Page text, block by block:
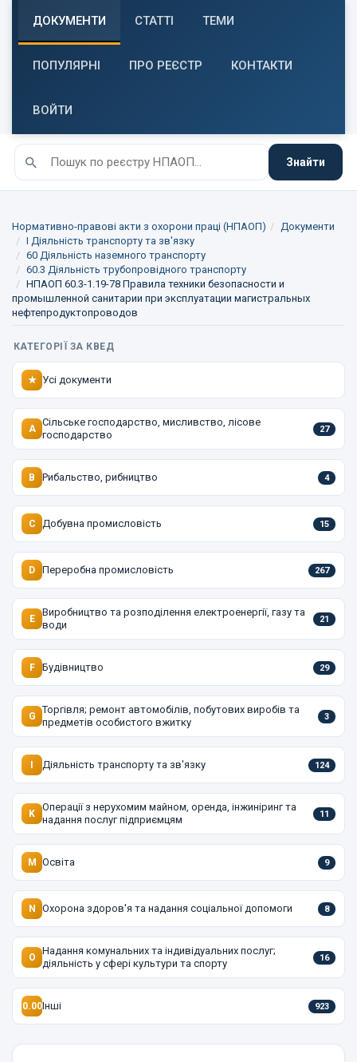
ДОКУМЕНТИ СТАТТІ ТЕМИ
ПОПУЛЯРНІ ПРО РЕЄСТР КОНТАКТИ
ВОЙТИ
Знайти
Нормативно-правові акти з охорони праці (НПАОП)
Документи
I Діяльність транспорту та зв'язку
60 Діяльність наземного транспорту
60.3 Діяльність трубопровідного транспорту
НПАОП 60.3-1.19-78 Правила техники безопасности и
промышленной санитарии при эксплуатации магистральных
нефтепродуктопроводов
КАТЕГОРІЇ ЗА КВЕД
★ Усі документи
A
Сільське господарство, мисливство, лісове
господарство
27
B Рибальство, рибництво 4
C Добувна промисловість 15
D Переробна промисловість 267
E
Виробництво та розподілення електроенергії, газу та
води
21
F Будівництво 29
G
Торгівля; ремонт автомобілів, побутових виробів та
предметів особистого вжитку
3
I Діяльність транспорту та зв'язку 124
K
Операції з нерухомим майном, оренда, інжиніринг та
надання послуг підприємцям
11
M Освіта 9
N Охорона здоров'я та надання соціальної допомоги 8
O
Надання комунальних та індивідуальних послуг;
діяльність у сфері культури та спорту
16
0.00Інші 923